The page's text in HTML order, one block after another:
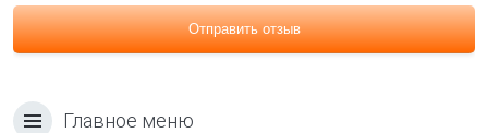
Отправить отзыв
Главное меню